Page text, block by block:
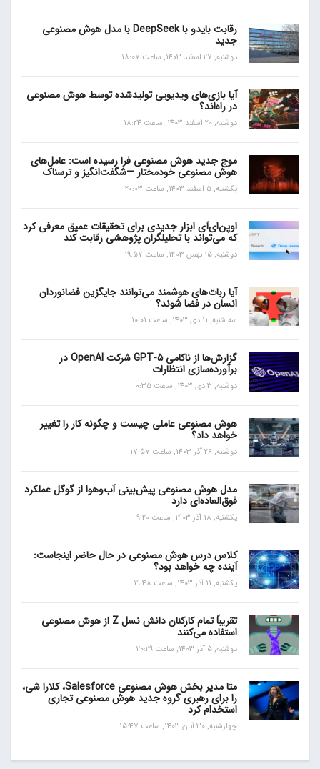
رقابت بایدو با DeepSeek با مدل هوش مصنوعی
جدید
دوشنبه, 27 اسفند 1403, ساعت 18:07
آیا بازی‌های ویدیویی تولیدشده توسط هوش مصنوعی
در راه‌اند؟
دوشنبه, 20 اسفند 1403, ساعت 18:24
موج جدید هوش مصنوعی فرا رسیده است: عامل‌های
هوش مصنوعی خودمختار —شگفت‌انگیز و ترسناک
یکشنبه, 5 اسفند 1403, ساعت 20:03
اوپن‌ای‌آی ابزار جدیدی برای تحقیقات عمیق معرفی کرد
که می‌تواند با تحلیلگران پژوهشی رقابت کند
دوشنبه, 15 بهمن 1403, ساعت 19:57
آیا ربات‌های هوشمند می‌توانند جایگزین فضانوردان
انسان در فضا شوند؟
سه شنبه, 11 دی 1403, ساعت 10:01
گزارش‌ها از ناکامی GPT-5 شرکت OpenAI در
برآورده‌سازی انتظارات
دوشنبه, 3 دی 1403, ساعت 0:35
هوش مصنوعی عاملی چیست و چگونه کار را تغییر
خواهد داد؟
دوشنبه, 26 آذر 1403, ساعت 17:57
مدل هوش مصنوعی پیش‌بینی آب‌و‌هوا از گوگل عملکرد
فوق‌العاده‌ای دارد
یکشنبه, 18 آذر 1403, ساعت 9:20
کلاس درس هوش مصنوعی در حال حاضر اینجاست:
آینده چه خواهد بود؟
یکشنبه, 11 آذر 1403, ساعت 19:48
تقریباً تمام کارکنان دانش نسل Z از هوش مصنوعی
استفاده می‌کنند
دوشنبه, 5 آذر 1403, ساعت 20:29
متا مدیر بخش هوش مصنوعی Salesforce، کلارا شی،
را برای رهبری گروه جدید هوش مصنوعی تجاری
استخدام کرد
چهارشنبه, 30 آبان 1403, ساعت 15:47